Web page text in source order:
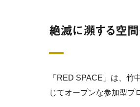
絶滅に瀕する空
「RED SPACE」は、
じてオープンな参加型プ